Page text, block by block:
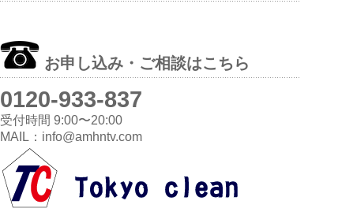
お申し込み・ご相談はこちら
0120-933-837
受付時間 9:00〜20:00
MAIL：info@amhntv.com